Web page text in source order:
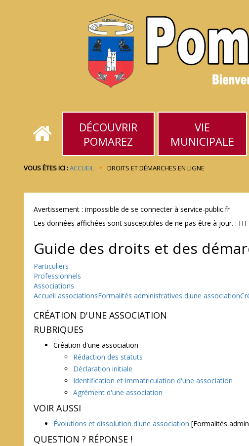
DÉCOUVRIR
POMAREZ
VIE
MUNICIPALE
VOUS ÊTES ICI :ACCUEIL DROITS ET DÉMARCHES EN LIGNE
Avertissement : impossible de se connecter à service-public.fr
Les données affichées sont susceptibles de ne pas être à jour. :
Guide des droits et des
Particuliers
Professionnels
Associations
Accueil associationsFormalités administratives d'une association
CRÉATION D'UNE ASSOCIATION
RUBRIQUES
Création d'une association
Rédaction des statuts
Déclaration initiale
Identification et immatriculation d'une association
Agrément d'une association
VOIR AUSSI
Évolutions et dissolution d'une association [Formalités
QUESTION ? RÉPONSE !